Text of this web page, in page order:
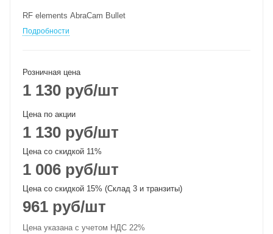
RF elements AbraCam Bullet
Подробности
Розничная цена
1 130 руб/шт
Цена по акции
1 130 руб/шт
Цена со скидкой 11%
1 006 руб/шт
Цена со скидкой 15% (Склад 3 и транзиты)
961 руб/шт
Цена указана с учетом НДС 22%